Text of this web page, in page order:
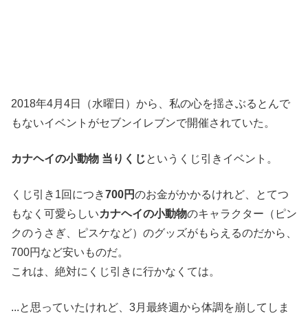
2018年4月4日（水曜日）から、私の心を揺さぶるとんで
もないイベントがセブンイレブンで開催されていた。
カナヘイの小動物 当りくじというくじ引きイベント。
くじ引き1回につき700円のお金がかかるけれど、とてつ
もなく可愛らしいカナヘイの小動物のキャラクター（ピン
クのうさぎ、ピスケなど）のグッズがもらえるのだから、
700円など安いものだ。
これは、絶対にくじ引きに行かなくては。
...と思っていたけれど、3月最終週から体調を崩してしま